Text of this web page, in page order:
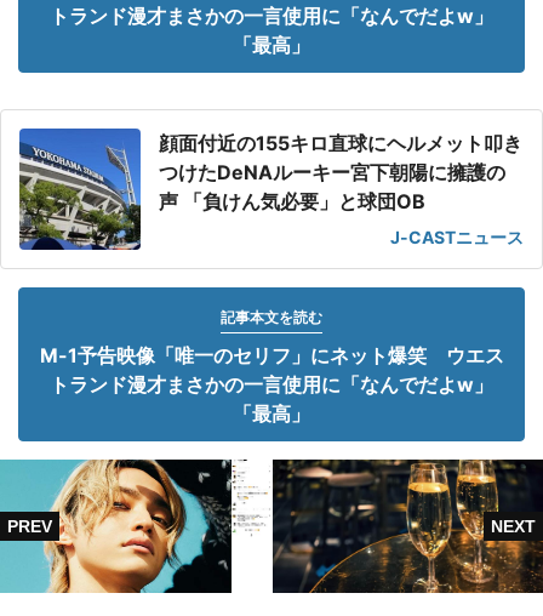
トランド漫才まさかの一言使用に「なんでだよw」
「最高」
顔面付近の155キロ直球にヘルメット叩き
つけたDeNAルーキー宮下朝陽に擁護の
声 「負けん気必要」と球団OB
J-CASTニュース
記事本文を読む
M-1予告映像「唯一のセリフ」にネット爆笑 ウエス
トランド漫才まさかの一言使用に「なんでだよw」
「最高」